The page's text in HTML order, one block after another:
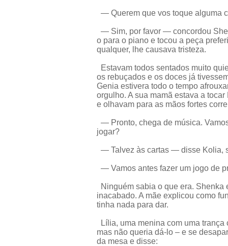
— Querem que vos toque alguma
— Sim, por favor — concordou
o para o piano e tocou a peça
qualquer, lhe causava tristeza.
Estavam todos sentados muito
os rebuçados e os doces já
Genia estivera todo o tempo
orgulho. A sua mamã estava a
e olhavam para as mãos fortes
— Pronto, chega de música.
jogar?
— Talvez às cartas — disse Kolia,
— Vamos antes fazer um jogo de
Ninguém sabia o que era.
inacabado. A mãe explicou como
tinha nada para dar.
Lília, uma menina com uma
mas não queria dá-lo – e se
da mesa e disse: